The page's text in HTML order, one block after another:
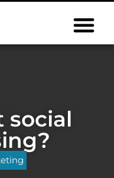
social